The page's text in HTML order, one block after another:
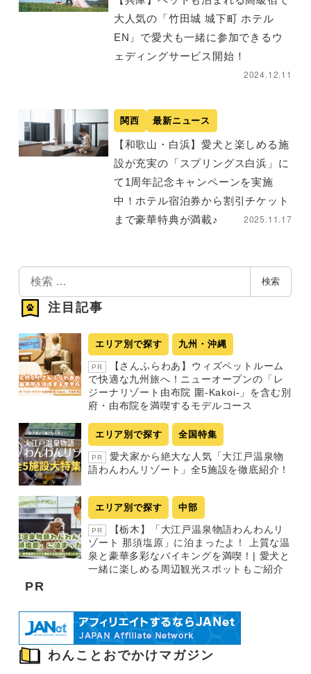
大人気の「竹田城 城下町 ホテル
EN」で愛犬も一緒に参加できるウ
ェディングサービス開始！
2024.12.11
関西 最新ニュース
【和歌山・白浜】愛犬と楽しめる施
設が充実の「スプリングス白浜」に
て1周年記念キャンペーンを実施
中！ホテル宿泊券から割引チケット
まで豪華特典が満載♪
2025.11.17
検
索
検索
注目記事
エリア別で探す 九州・沖縄
PR
【さんふらわあ】ウィズペットルーム
で快適な九州旅へ！ニューオープンの「レ
ジーナリゾート由布院 圍-Kakoi-」を含む別
府・由布院を満喫するモデルコース
エリア別で探す 全国特集
PR
愛犬家から絶大な人気「大江戸温泉物
語わんわんリゾート」全5施設を徹底紹介！
エリア別で探す 中部
PR
【栃木】「大江戸温泉物語わんわんリ
ゾート 那須塩原」に泊まったよ！ 上質な温
泉と豪華多彩なバイキングを満喫！| 愛犬と
一緒に楽しめる周辺観光スポットもご紹介
PR
わんことおでかけマガジン